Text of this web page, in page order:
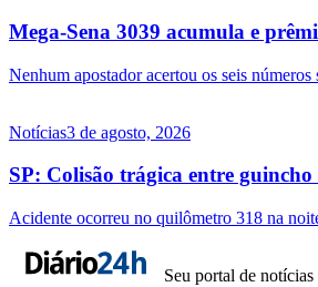
Mega-Sena 3039 acumula e
Nenhum apostador acertou os seis
Notícias3 de agosto, 2026
SP: Colisão trágica entre
Acidente ocorreu no quilômetro 318 na
Seu portal de